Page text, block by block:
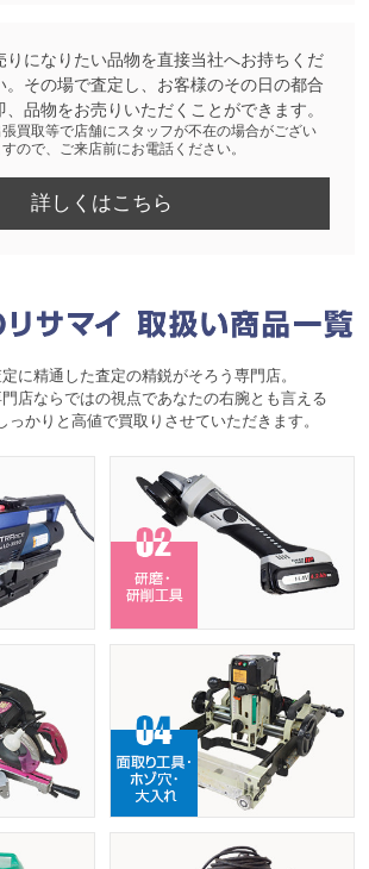
りになりたい品物を直接当社へお持ちくだ
。その場で査定し、お客様のその日の都合
、品物をお売りいただくことができます。
買取等で店舗にスタッフが不在の場合がござい
すので、ご来店前にお電話ください。
詳しくはこちら
に精通した査定の精鋭がそろう専門店。
店ならではの視点であなたの右腕とも言える
っかりと高値で買取りさせていただきます。